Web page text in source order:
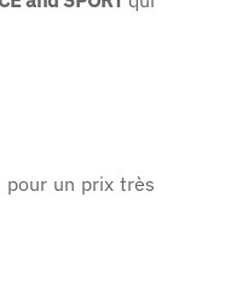
pour un prix très